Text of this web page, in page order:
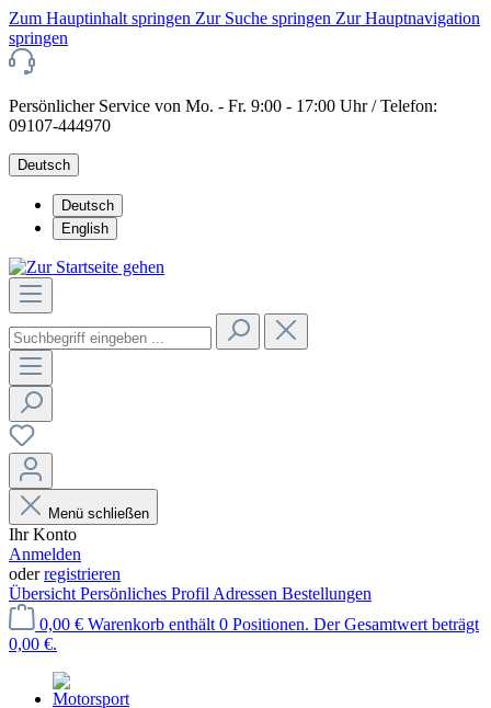
Zum Hauptinhalt springen Zur Suche springen Zur Hauptnavigation
springen
Persönlicher Service von Mo. - Fr. 9:00 - 17:00 Uhr / Telefon:
09107-444970
Deutsch
Deutsch
English
Menü schließen
Ihr Konto
Anmelden
oderregistrieren
Übersicht Persönliches Profil Adressen Bestellungen
0,00 € Warenkorb enthält 0 Positionen. Der Gesamtwert beträgt
0,00 €.